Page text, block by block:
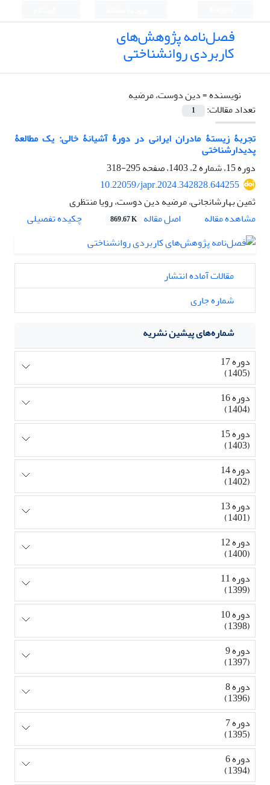
فصل‌نامه پژوهش‌های
کاربردی روانشناختی
نویسنده =دین دوست، مرضیه
تعداد مقالات:
1
تجربۀ زیستۀ مادران ایرانی در دورۀ آشیانۀ خالی: یک مطالعۀ
پدیدارشناختی
دوره 15، شماره 2، 1403، صفحه
295-318
10.22059/japr.2024.342828.644255
ثمین بهارشانجانی، مرضیه دین دوست، رویا منتظری
مشاهده مقاله
اصل مقاله 869.67 K چکیده تفصیلی
مقالات آماده انتشار
شماره جاری
شماره‌های پیشین نشریه
دوره 17
(1405)
دوره 16
(1404)
دوره 15
(1403)
دوره 14
(1402)
دوره 13
(1401)
دوره 12
(1400)
دوره 11
(1399)
دوره 10
(1398)
دوره 9
(1397)
دوره 8
(1396)
دوره 7
(1395)
دوره 6
(1394)